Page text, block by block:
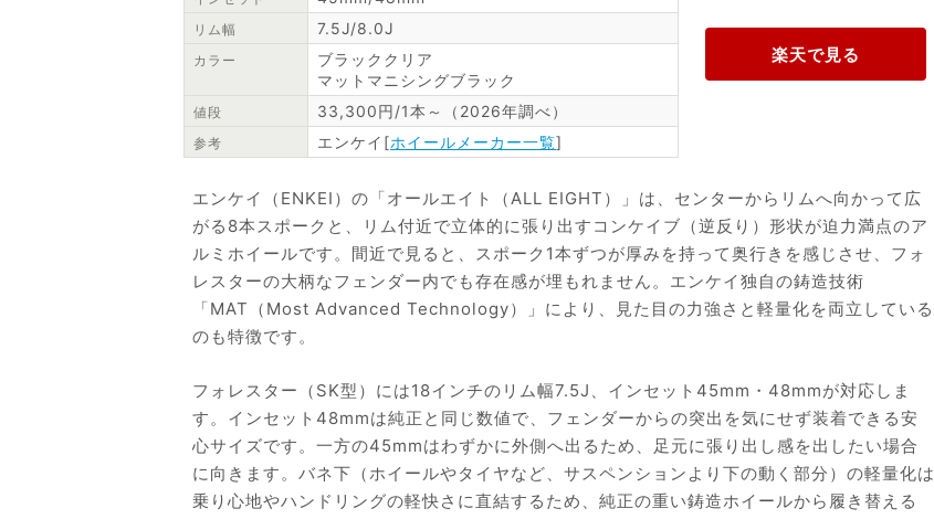
リム幅 7.5J/8.0J
カラー
ブラッククリア
マットマニシングブラック
値段 33,300円/1本～（2026年調べ）
参考 エンケイ[ホイールメーカー一覧]
エンケイ（ENKEI）の「オールエイト（ALL EIGHT）」は、センターからリムへ向かって広
がる8本スポークと、リム付近で立体的に張り出すコンケイブ（逆反り）形状が迫力満点のア
ルミホイールです。間近で見ると、スポーク1本ずつが厚みを持って奥行きを感じさせ、フォ
レスターの大柄なフェンダー内でも存在感が埋もれません。エンケイ独自の鋳造技術
「MAT（Most Advanced Technology）」により、見た目の力強さと軽量化を両立している
のも特徴です。
フォレスター（SK型）には18インチのリム幅7.5J、インセット45mm・48mmが対応しま
す。インセット48mmは純正と同じ数値で、フェンダーからの突出を気にせず装着できる安
心サイズです。一方の45mmはわずかに外側へ出るため、足元に張り出し感を出したい場合
に向きます。バネ下（ホイールやタイヤなど、サスペンションより下の動く部分）の軽量化は
乗り心地やハンドリングの軽快さに直結するため、純正の重い鋳造ホイールから履き替える